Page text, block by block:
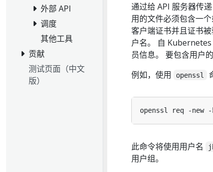
外部 API
调度
其他工具
贡献
测试页面（中文
版）
通过给 API 服务器传递
用的文件必须包含一
客户端证书并且证书
户名。 自
员信息。 要包含用户
例如，使用
openssl
openssl req -new
此命令将使用用户名
用户组。